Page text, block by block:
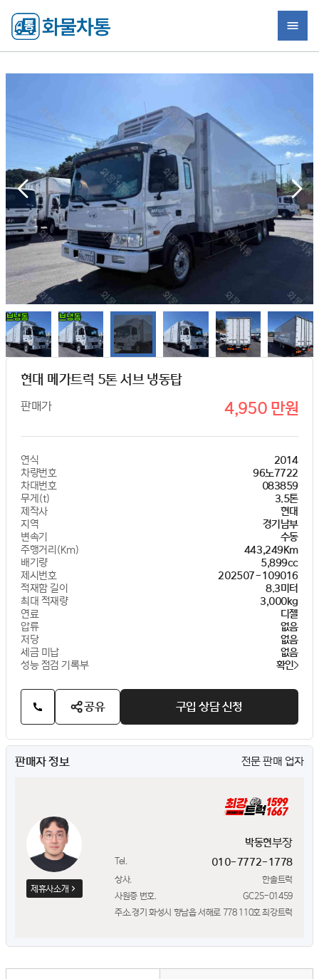
현대 메가트럭 5톤 서브 냉동탑
판매가 4,950 만원
연식
2014
차량번호
96노7722
차대번호
083859
무게(t)
3.5톤
제작사
현대
지역
경기남부
변속기
수동
주행거리(Km)
443,249Km
배기량
5,899cc
제시번호
202507-109016
적재함 길이
8.3미터
최대 적재량
3,000kg
연료
디젤
압류
없음
저당
없음
세금 미납
없음
성능 점검 기록부
확인
공유 구입 상담 신청
판매자 정보 전문 판매 업자
제휴사소개
박동현부장
Tel. 010-7772-1778
상사.
한솔트럭
사원증 번호.
GC25-01459
주소.경기 화성시 향남읍 서해로 778 110호 최강트럭